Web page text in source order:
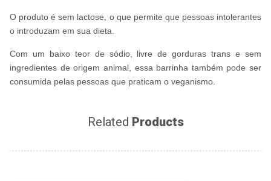
O produto é sem lactose, o que permite que pessoas intolerantes
o introduzam em sua dieta.
Com um baixo teor de sódio, livre de gorduras trans e sem
ingredientes de origem animal, essa barrinha também pode ser
consumida pelas pessoas que praticam o veganismo.
Related Products